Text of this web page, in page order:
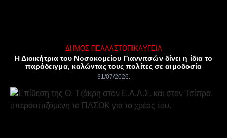
ΔΉΜΟΣ ΠΈΛΛΑΣΤΟΠΙΚΆΥΓΕΊΑ
Η Διοικήτρια του Νοσοκομείου Γιαννιτσών δίνει η ίδια το
παράδειγμα, καλώντας τους πολίτες σε αιμοδοσία
31/07/2026